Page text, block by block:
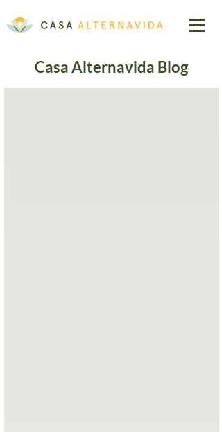
Casa Alternavida Blog